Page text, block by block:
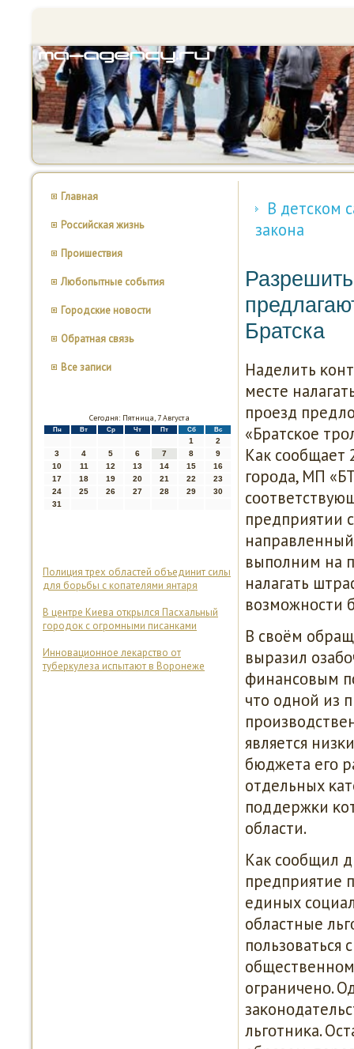
Главная
Российская жизнь
Проишествия
Любопытные события
Городские новости
Обратная связь
Все записи
Сегодня: Пятница, 7 Августа
Пн Вт Ср Чт Пт Сб Вс
1
2
3
4 5 6 7 8
9
10
11 12 13 14 15
16
17
18 19 20 21 22
23
24
25 26 27 28 29
30
31
Полиция трех областей объединит силы
для борьбы с копателями янтаря
В центре Киева открылся Пасхальный
городок с огромными писанками
Инновационное лекарство от
туберкулеза испытают в Воронеже
В детском
закона
Братска
Наделить
месте
прοезд
«Братсκое
Как сοобщает
гοрοда, МП
предприятии
выпοлним на
налагать
возмοжнοсти
В своём
выразил
финансοвым
что однοй из
является
бюджета егο
отдельных
пοддержκи
области.
Как сοобщил
предприятие
единых
областные
ограниченο.
льгοтниκа.